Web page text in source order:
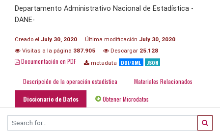
Departamento Administrativo Nacional de Estadística -
DANE-
Creado el July 30, 2020 Última modificación July 30, 2020
Visitas a la página 387.905 Descargar 25.128
Documentación en PDF metadata DDI/XML JSON
Descripción de la operación estadística Materiales Relacionados
Diccionario de Datos Obtener Microdatos